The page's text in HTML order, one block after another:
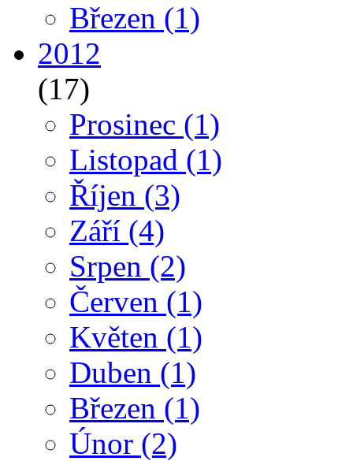
Březen (1)
2012
(17)
Prosinec (1)
Listopad (1)
Říjen (3)
Září (4)
Srpen (2)
Červen (1)
Květen (1)
Duben (1)
Březen (1)
Únor (2)